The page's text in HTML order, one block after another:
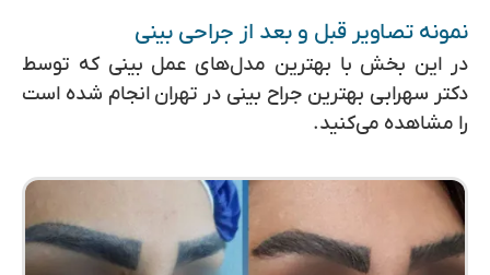
نمونه تصاویر قبل و بعد از جراحی بینی
در این بخش با بهترین مدل‌های عمل بینی که توسط
دکتر سهرابی بهترین جراح بینی در تهران انجام شده است
را مشاهده می‌کنید.